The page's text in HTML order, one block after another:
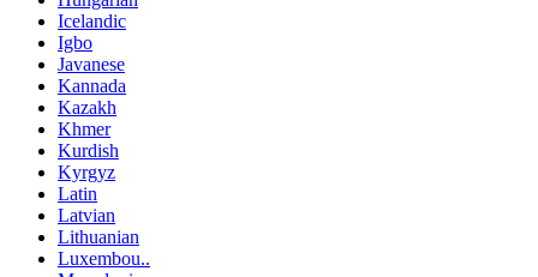
Icelandic
Igbo
Javanese
Kannada
Kazakh
Khmer
Kurdish
Kyrgyz
Latin
Latvian
Lithuanian
Luxembou..